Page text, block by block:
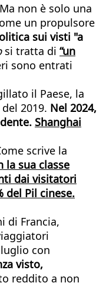
non è solo una
un propulsore
sui visti "a
si tratta di “un
sono entrati
il Paese, la
2019. Nel 2024,
Shanghai
scrive la
la sua classe
dai visitatori
del Pil cinese.
di Francia,
con
visto,
reddito a non